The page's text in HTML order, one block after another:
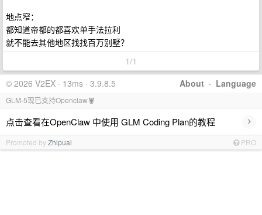
地点窄：
都知道帝都的都喜欢单手法拉利
就不能去其他地区找找百万别墅？
1/1
About · Language
© 2026 V2EX · 13ms · 3.9.8.5
GLM-5现已支持Openclaw🦞
点击查看在OpenClaw 中使用 GLM Coding Plan的教程 ›
Promoted byZhipuai PRO